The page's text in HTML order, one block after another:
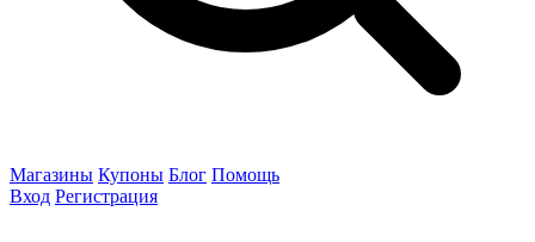
Магазины Купоны Блог Помощь
Вход Регистрация